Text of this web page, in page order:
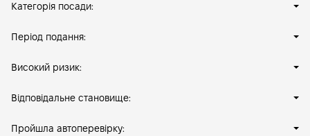
Категорія посади:
Період подання:
Високий ризик:
Відповідальне становище:
Пройшла автоперевірку: